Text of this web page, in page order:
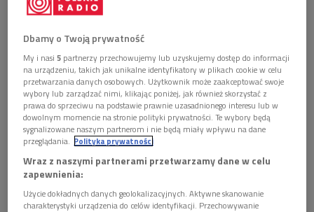
Grafika na podstawie zdjęcia z 28 sierpnia, gdy gmach Prudentialu został
Dbamy o Twoją prywatność
My i nasi5 partnerzy przechowujemy lub uzyskujemy dostęp do informacji
na urządzeniu, takich jak unikalne identyfikatory w plikach cookie w celu
przetwarzania danych osobowych. Użytkownik może zaakceptować swoje
wybory lub zarządzać nimi, klikając poniżej, jak również skorzystać z
prawa do sprzeciwu na podstawie prawnie uzasadnionego interesu lub w
dowolnym momencie na stronie polityki prywatności. Te wybory będą
sygnalizowane naszym partnerom i nie będą miały wpływu na dane
przeglądania. Polityka prywatności
Wraz z naszymi partnerami przetwarzamy dane w celu
zapewnienia:
Użycie dokładnych danych geolokalizacyjnych. Aktywne skanowanie
charakterystyki urządzenia do celów identyfikacji. Przechowywanie